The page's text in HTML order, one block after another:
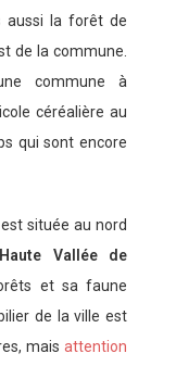
aussi la forêt de
de la commune.
commune à
céréalière au
qui sont encore
située au nord
Vallée de
et sa faune
de la ville est
maisattention